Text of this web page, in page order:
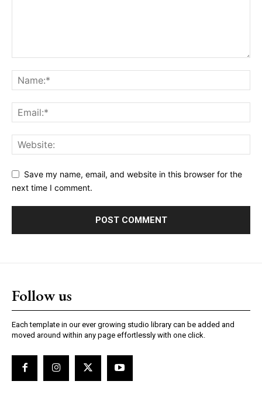
Save my name, email, and website in this browser for the
next time I comment.
Follow us
Each template in our ever growing studio library can be added and
moved around within any page effortlessly with one click.